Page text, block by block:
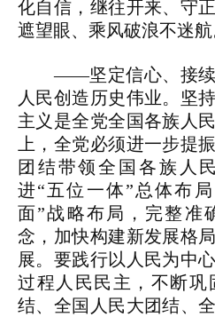
化自信，继往开来、守
遮望眼、乘风破浪不迷航
——坚定信心、接续
人民创造历史伟业。坚
主义是全党全国各族人
上，全党必须进一步提
团结带领全国各族人
进“五位一体”总体布
面”战略布局，完整准
念，加快构建新发展格
展。要践行以人民为中
过程人民民主，不断巩
结、全国人民大团结、